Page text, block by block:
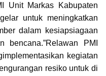
Unit Markas Kabupaten
untuk meningkatkan
dalam kesiapsiagaan
bencana.”Relawan PMI
kegiatan
resiko untuk di